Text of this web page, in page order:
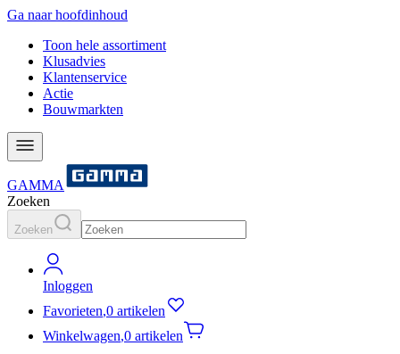
Ga naar hoofdinhoud
Toon hele assortiment
Klusadvies
Klantenservice
Actie
Bouwmarkten
GAMMA
Zoeken
Zoeken
Inloggen
Favorieten,0 artikelen
Winkelwagen,0 artikelen